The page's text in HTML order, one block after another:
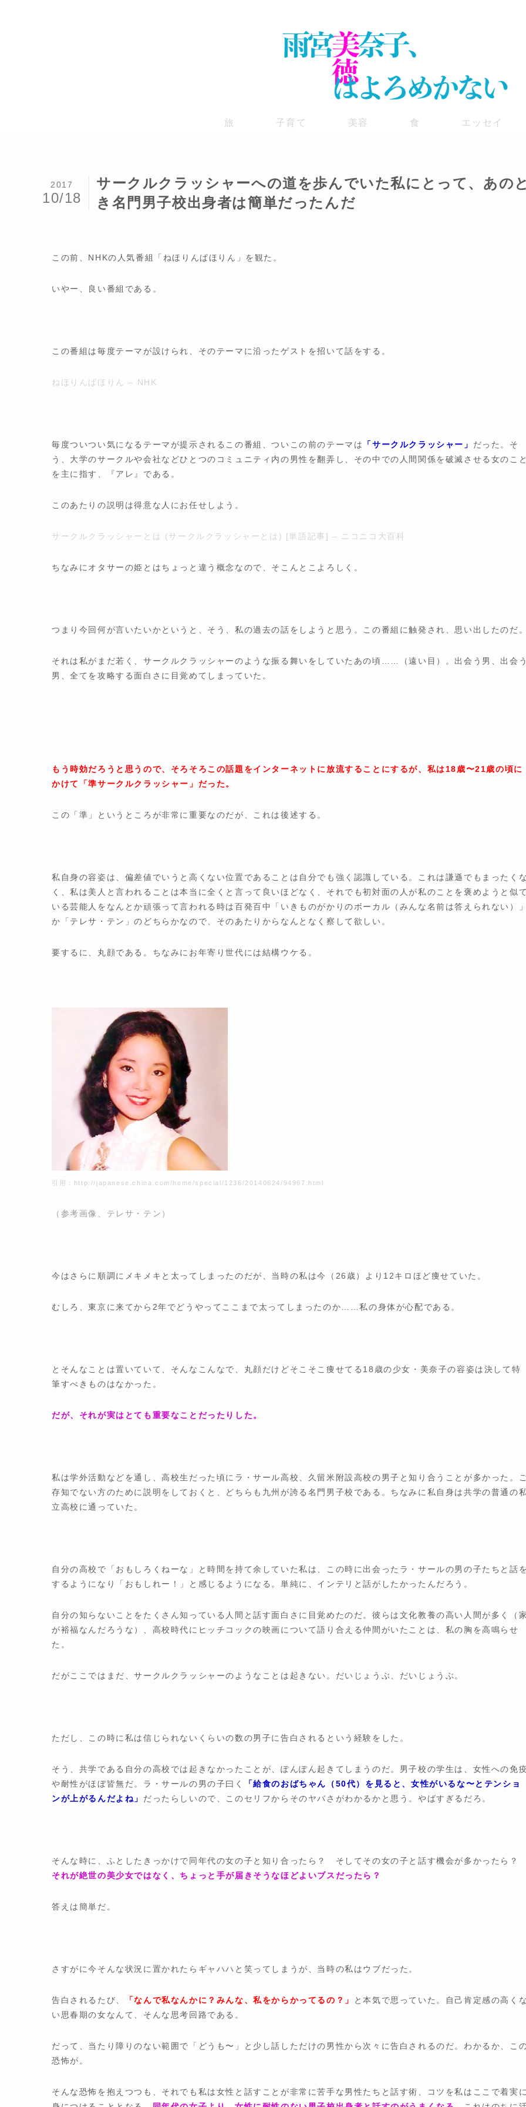
旅 子育て 美容 食 エッセイ
サークルクラッシャーへの道を歩んでいた私にとって、あの
き名門男子校出身者は簡単だったんだ
2017
10/18
この前、NHKの人気番組「ねほりんぱほりん」を観た。
いやー、良い番組である。
この番組は毎度テーマが設けられ、そのテーマに沿ったゲストを招いて話をする。
ねほりんぱほりん – NHK
毎度ついつい気になるテーマが提示されるこの番組、ついこの前のテーマは 「サークルクラッシャー」 だった。そ
う、大学のサークルや会社などひとつのコミュニティ内の男性を翻弄し、その中での人間関係を破滅させる女のこ
を主に指す、『アレ』である。
このあたりの説明は得意な人にお任せしよう。
サークルクラッシャーとは (サークルクラッシャーとは) [単語記事] – ニコニコ大百科
ちなみにオタサーの姫とはちょっと違う概念なので、そこんとこよろしく。
つまり今回何が言いたいかというと、そう、私の過去の話をしようと思う。この番組に触発され、思い出したのだ
それは私がまだ若く、サークルクラッシャーのような振る舞いをしていたあの頃……（遠い目）。出会う男、出会
男、全てを攻略する面白さに目覚めてしまっていた。
もう時効だろうと思うので、そろそろこの話題をインターネットに放流することにするが、私は18歳〜21歳の頃に
かけて「準サークルクラッシャー」だった。
この「準」というところが非常に重要なのだが、これは後述する。
私自身の容姿は、偏差値でいうと高くない位置であることは自分でも強く認識している。これは謙遜でもまったく
く、私は美人と言われることは本当に全くと言って良いほどなく、それでも初対面の人が私のことを褒めようと似
いる芸能人をなんとか頑張って言われる時は百発百中「いきものがかりのボーカル（みんな名前は答えられない）
か「テレサ・テン」のどちらかなので、そのあたりからなんとなく察して欲しい。
要するに、丸顔である。ちなみにお年寄り世代には結構ウケる。
引用： http://japanese.china.com/home/special/1236/20140624/94967.html
（参考画像、テレサ・テン）
今はさらに順調にメキメキと太ってしまったのだが、当時の私は今（26歳）より12キロほど痩せていた。
むしろ、東京に来てから2年でどうやってここまで太ってしまったのか……私の身体が心配である。
とそんなことは置いていて、そんなこんなで、丸顔だけどそこそこ痩せてる18歳の少女・美奈子の容姿は決して特
筆すべきものはなかった。
だが、それが実はとても重要なことだったりした。
私は学外活動などを通し、高校生だった頃にラ・サール高校、久留米附設高校の男子と知り合うことが多かった。
存知でない方のために説明をしておくと、どちらも九州が誇る名門男子校である。ちなみに私自身は共学の普通の
立高校に通っていた。
自分の高校で「おもしろくねーな」と時間を持て余していた私は、この時に出会ったラ・サールの男の子たちと話
するようになり「おもしれー！」と感じるようになる。単純に、インテリと話がしたかったんだろう。
自分の知らないことをたくさん知っている人間と話す面白さに目覚めたのだ。彼らは文化教養の高い人間が多く（
が裕福なんだろうな）、高校時代にヒッチコックの映画について語り合える仲間がいたことは、私の胸を高鳴らせ
た。
だがここではまだ、サークルクラッシャーのようなことは起きない。だいじょうぶ、だいじょうぶ。
ただし、この時に私は信じられないくらいの数の男子に告白されるという経験をした。
そう、共学である自分の高校では起きなかったことが、ぽんぽん起きてしまうのだ。男子校の学生は、女性への免
や耐性がほぼ皆無だ。ラ・サールの男の子曰く
「給食のおばちゃん（50代）を見ると、女性がいるな〜とテンショ
ンが上がるんだよね」 だったらしいので、このセリフからそのヤバさがわかるかと思う。やばすぎるだろ。
そんな時に、ふとしたきっかけで同年代の女の子と知り合ったら？ そしてその女の子と話す機会が多かったら
それが絶世の美少女ではなく、ちょっと手が届きそうなほどよいブスだったら？
答えは簡単だ。
さすがに今そんな状況に置かれたらギャハハと笑ってしまうが、当時の私はウブだった。
告白されるたび、 「なんで私なんかに？みんな、私をからかってるの？」
と本気で思っていた。自己肯定感の高く
い思春期の女なんて、そんな思考回路である。
だって、当たり障りのない範囲で「どうも〜」と少し話しただけの男性から次々に告白されるのだ。わかるか、こ
恐怖が。
そんな恐怖を抱えつつも、それでも私は女性と話すことが非常に苦手な男性たちと話す術、コツを私はここで着実